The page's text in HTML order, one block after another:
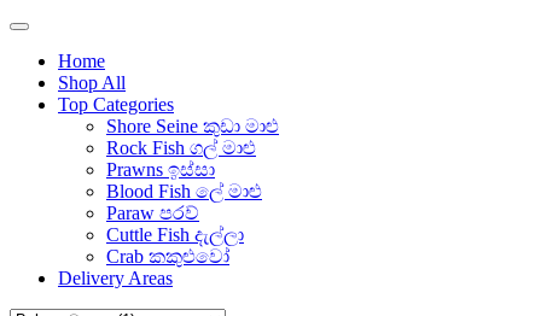
Home
Shop All
Top Categories
Shore Seine කුඩා මාළු
Rock Fish ගල් මාළු
Prawns ඉස්සා
Blood Fish ලේ මාළු
Paraw පරව්
Cuttle Fish දැල්ලා
Crab කකුළුවෝ
Delivery Areas